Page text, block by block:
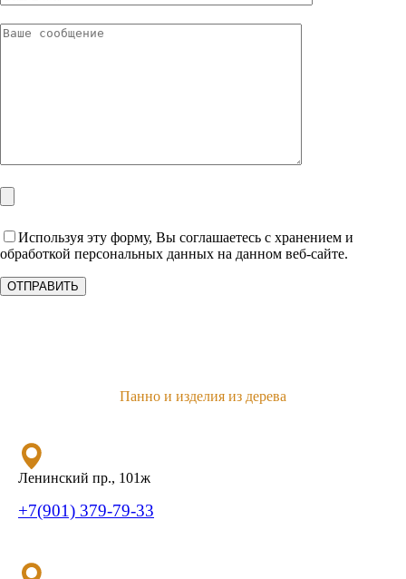
Используя эту форму, Вы соглашаетесь с хранением и
обработкой персональных данных на данном веб-сайте.
Панно и изделия из дерева
Ленинский пр., 101ж
+7(901) 379-79-33